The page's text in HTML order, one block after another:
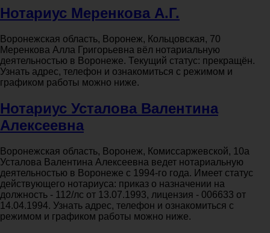
Нотариус Меренкова А.Г.
Воронежская область, Воронеж, Кольцовская, 70
Меренкова Алла Григорьевна вёл нотариальную
деятельностью в Воронеже. Текущий статус: прекращён.
Узнать адрес, телефон и ознакомиться с режимом и
графиком работы можно ниже.
Нотариус Усталова Валентина
Алексеевна
Воронежская область, Воронеж, Комиссаржевской, 10а
Усталова Валентина Алексеевна ведет нотариальную
деятельностью в Воронеже с 1994-го года. Имеет статус
действующего нотариуса: приказ о назначении на
должность - 112/лс от 13.07.1993, лицензия - 006633 от
14.04.1994. Узнать адрес, телефон и ознакомиться с
режимом и графиком работы можно ниже.